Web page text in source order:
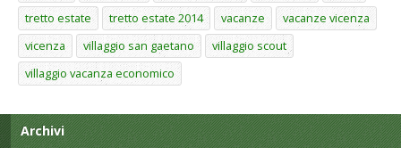
tretto estate
tretto estate 2014 vacanze
vacanze vicenza
vicenza
villaggio san gaetano
villaggio scout
villaggio vacanza economico
Archivi